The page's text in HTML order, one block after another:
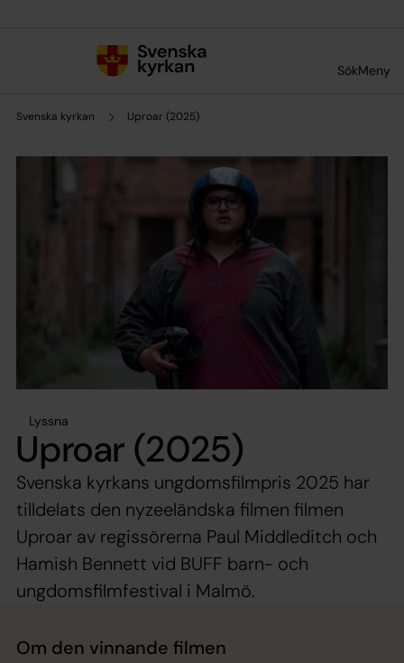
SökMeny
Svenska kyrkan Uproar (2025)
Lyssna
Uproar (2025)
Svenska kyrkans ungdomsfilmpris 2025 har
tilldelats den nyzeeländska filmen filmen
Uproar av regissörerna Paul Middleditch och
Hamish Bennett vid BUFF barn- och
ungdomsfilmfestival i Malmö.
Om den vinnande filmen